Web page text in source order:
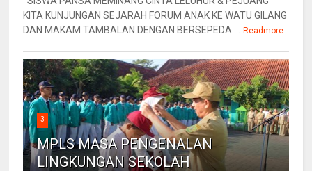
KITA KUNJUNGAN SEJARAH FORUM ANAK KE WATU GILANG
DAN MAKAM TAMBALAN DENGAN BERSEPEDA ...
Readmore
3
MPLS MASA PENGENALAN
LINGKUNGAN SEKOLAH